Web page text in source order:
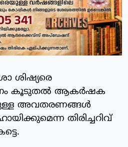
ശിഷ്യരെ
പഠനം കൂടുതല്‍ ആകര്‍ഷക
അവതരണങ്ങള്‍
തിരിച്ചറിവ്